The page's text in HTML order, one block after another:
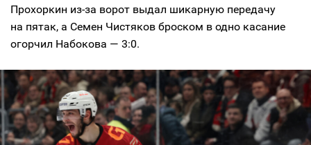
Прохоркин из-за ворот выдал шикарную передачу
на пятак, а Семен Чистяков броском в одно касание
огорчил Набокова — 3:0.